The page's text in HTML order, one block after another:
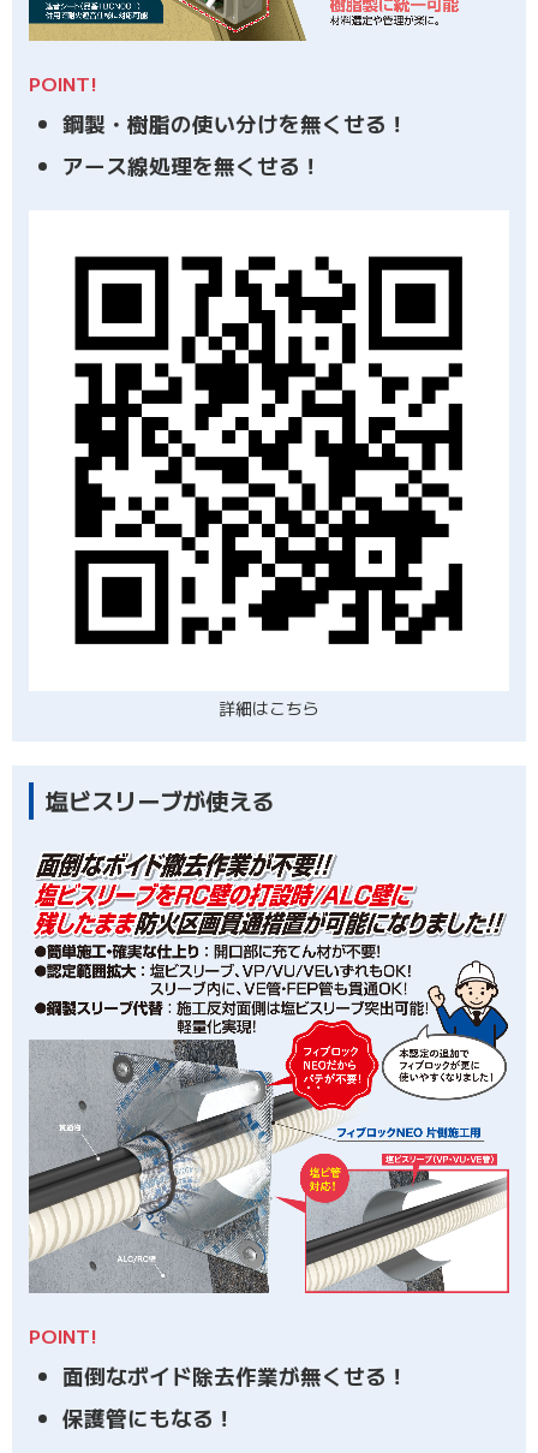
POINT!
鋼製・樹脂の使い分けを無くせる！
アース線処理を無くせる！
詳細はこちら
塩ビスリーブが使える
POINT!
面倒なボイド除去作業が無くせる！
保護管にもなる！